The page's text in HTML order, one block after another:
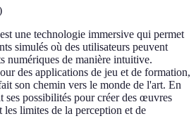
une technologie immersive qui permet
simulés où des utilisateurs peuvent
numériques de manière intuitive.
des applications de jeu et de formation,
son chemin vers le monde de l'art. En
ses possibilités pour créer des œuvres
les limites de la perception et de